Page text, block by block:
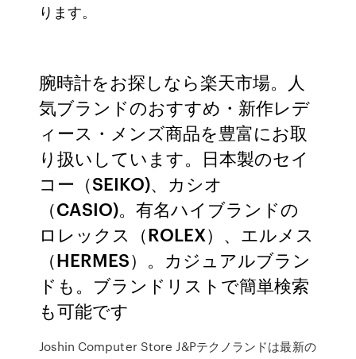
ります。
腕時計をお探しなら楽天市場。人
気ブランドのおすすめ・新作レデ
ィース・メンズ商品を豊富にお取
り扱いしています。日本製のセイ
コー（SEIKO)、カシオ
（CASIO)。有名ハイブランドの
ロレックス（ROLEX）、エルメス
（HERMES）。カジュアルブラン
ドも。ブランドリストで簡単検索
も可能です
Joshin Computer Store J&Pテクノランドは最新の